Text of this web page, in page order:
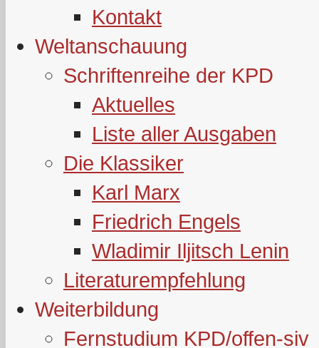
Kontakt
Weltanschauung
Schriftenreihe der KPD
Aktuelles
Liste aller Ausgaben
Die Klassiker
Karl Marx
Friedrich Engels
Wladimir Iljitsch Lenin
Literaturempfehlung
Weiterbildung
Fernstudium KPD/offen-siv